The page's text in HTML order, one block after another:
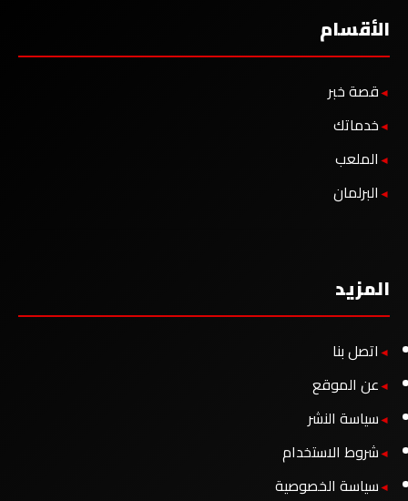
الأقسام
قصة خبر
خدماتك
الملعب
البرلمان
المزيد
اتصل بنا
عن الموقع
سياسة النشر
شروط الاستخدام
سياسة الخصوصية